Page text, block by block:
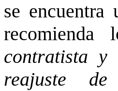
se
contratista y
reajuste